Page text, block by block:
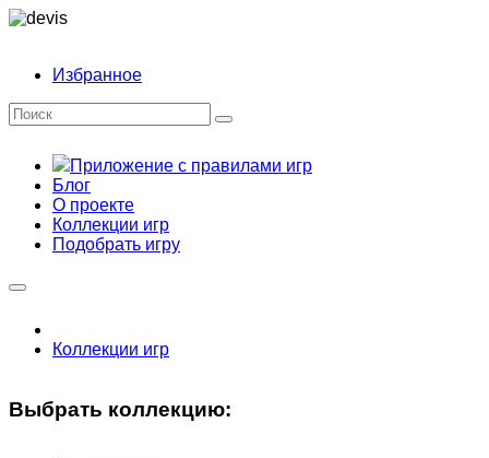
Избранное
Приложение с правилами игр
Блог
О проекте
Коллекции игр
Подобрать игру
Коллекции игр
Выбрать коллекцию: